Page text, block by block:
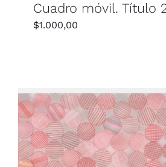
Cuadro móvil. Título
$1.000,00